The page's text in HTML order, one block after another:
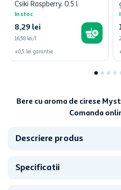
Csiki Raspberry, 0.5 l
In stoc
8,29 lei
16,58 lei/l
+0,5 lei garantie
Bere cu aroma de cirese
Comanda
Descriere produs
Specificatii